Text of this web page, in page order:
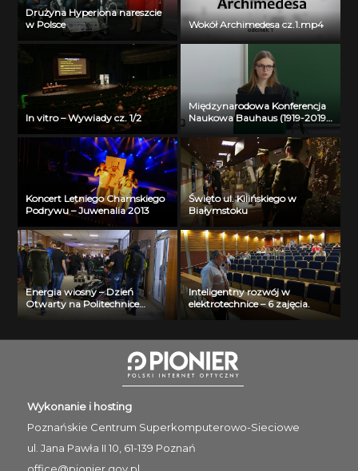
Drużyna Hyperiona nareszcie
w Polsce
Wokół Archimedesa cz.1.mp4
In vitro – Wywiady cz. 1/2
Międzynarodowa Konferencja
Naukowa Bauhaus (1919-2019)
Past – Present – Future – Liva
Garkaje
Koncert Letniego Chamskiego
Podrywu – Juwenalia 2013
Święto ul. Kilińskiego w
Białymstoku
Energia wiosny – Dzień
Otwarty na Politechnice
Białostockiej
Inteligentny rozwój w
elektrotechnice – 6 zajęcia.
Wykonanie i hosting
Poznańskie Centrum Superkomputerowo-Sieciowe
ul. Jana Pawła II 10, 61-139 Poznań
office@pionier.gov.pl